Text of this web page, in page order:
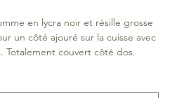
en lycra noir et résille grosse
un côté ajouré sur la cuisse avec
Totalement couvert côté dos.
!